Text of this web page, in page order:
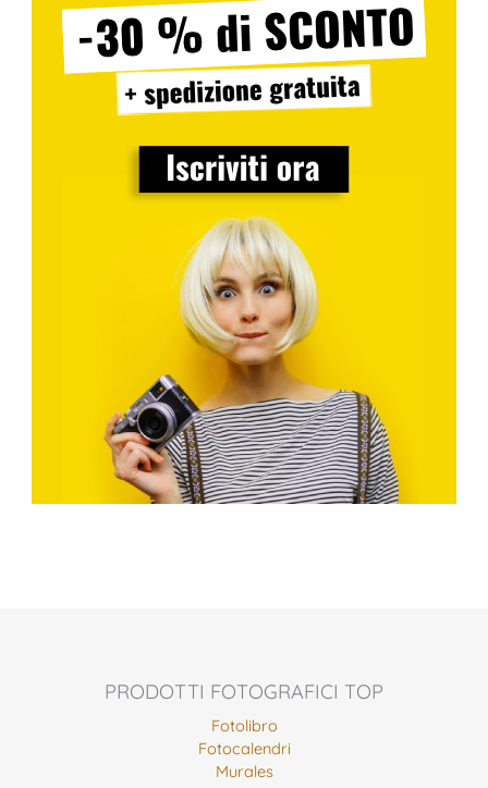
PRODOTTI FOTOGRAFICI TOP
Fotolibro
Fotocalendri
Murales